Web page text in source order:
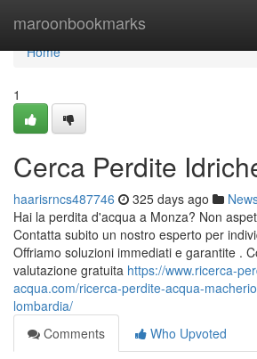
maroonbookmarks
Home
Home
1
Cerca Perdite
haarisrncs487746 325 days ago
Hai la perdita d'acqua a Monza? Non
Contatta subito un nostro esperto per
Offriamo soluzioni immediati e garantite .
valutazione gratuita https://www.ricerca-
acqua.com/ricerca-perdite-acqua-
lombardia/
Comments
Who Upvoted